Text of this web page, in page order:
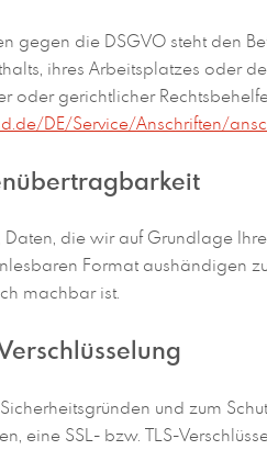
gegen die DSGVO steht den
ihres Arbeitsplatzes oder
oder gerichtlicher
DE/Service/Anschriften/
Daten, die wir auf Grundlage
Format aushändigen
machbar ist.
und zum
eine SSL- bzw. TLS-